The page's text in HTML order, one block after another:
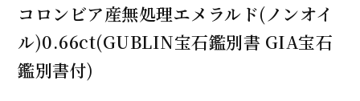
コロンビア産無処理エメラルド(ノンオイ
ル)0.66ct(GUBLIN宝石鑑別書 GIA宝石
鑑別書付)